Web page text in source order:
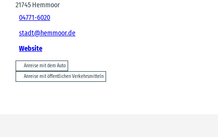
21745 Hemmoor
04771-6020
stadt@hemmoor.de
Website
Anreise mit dem Auto
Anreise mit öffentlichen Verkehrsmitteln